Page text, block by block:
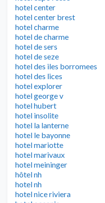
hotel center
hotel center brest
hotel charme
hotel de charme
hotel de sers
hotel de seze
hotel des iles borromees
hotel des lices
hotel explorer
hotel george v
hotel hubert
hotel insolite
hotel la lanterne
hotel le bayonne
hotel mariotte
hotel marivaux
hotel meininger
hôtel nh
hotel nh
hotel nice riviera